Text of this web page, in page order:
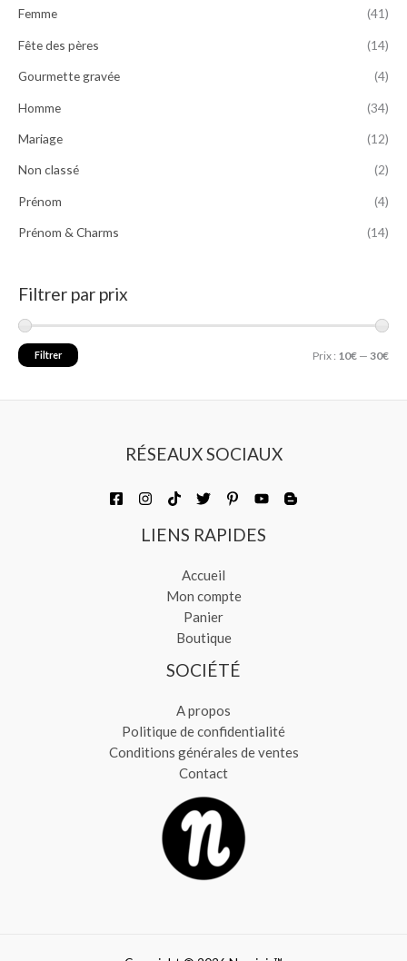
Femme (41)
Fête des pères (14)
Gourmette gravée (4)
Homme (34)
Mariage (12)
Non classé (2)
Prénom (4)
Prénom & Charms (14)
Filtrer par prix
Filtrer Prix : 10€ — 30€
RÉSEAUX SOCIAUX
LIENS RAPIDES
Accueil
Mon compte
Panier
Boutique
SOCIÉTÉ
A propos
Politique de confidentialité
Conditions générales de ventes
Contact